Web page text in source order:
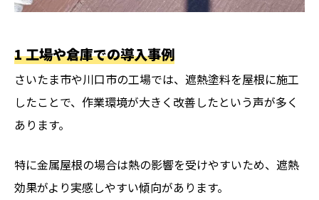
1 工場や倉庫での導入事例
さいたま市や川口市の工場では、遮熱塗料を屋根に施工
したことで、作業環境が大きく改善したという声が多く
あります。
特に金属屋根の場合は熱の影響を受けやすいため、遮熱
効果がより実感しやすい傾向があります。